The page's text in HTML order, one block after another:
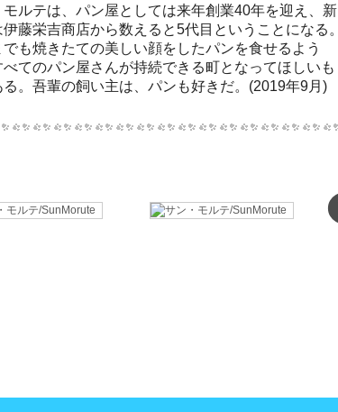
モルテは、パン屋としては来年創業40年を迎え、新
藤栄吉商店から数えると5代目ということになる。
でも焼きたての美しい顔をしたパンを食せるよう
べてのパン屋さんが持続できる町となってほしいも
る。吾輩の飼い主は、パンも好きだ。(2019年9月)